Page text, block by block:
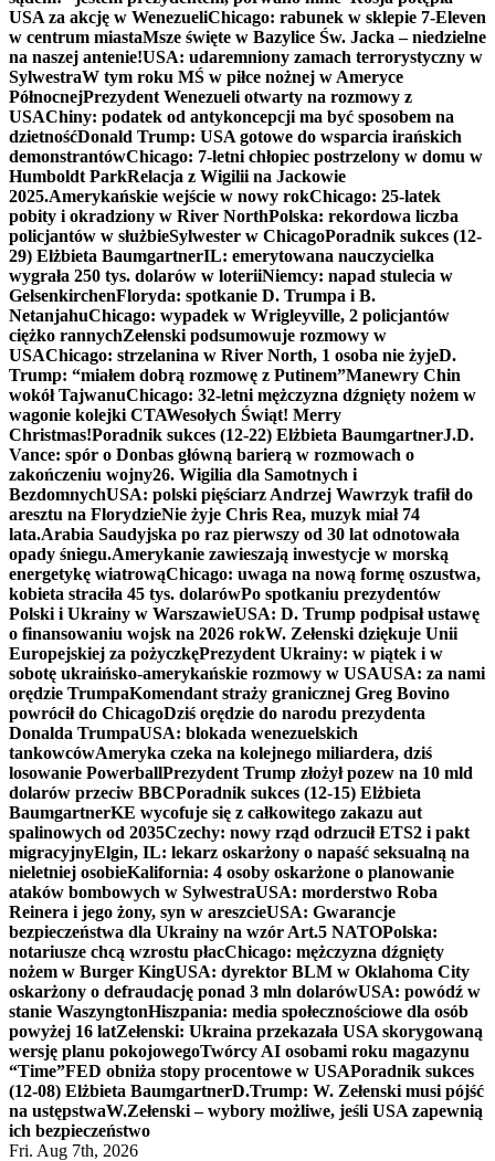
USA za akcję w WenezueliChicago: rabunek w sklepie 7-Eleven
w centrum miastaMsze święte w Bazylice Św. Jacka – niedzielne
na naszej antenie!USA: udaremniony zamach terrorystyczny w
SylwestraW tym roku MŚ w piłce nożnej w Ameryce
PółnocnejPrezydent Wenezueli otwarty na rozmowy z
USAChiny: podatek od antykoncepcji ma być sposobem na
dzietnośćDonald Trump: USA gotowe do wsparcia irańskich
demonstrantówChicago: 7-letni chłopiec postrzelony w domu w
Humboldt ParkRelacja z Wigilii na Jackowie
2025.Amerykańskie wejście w nowy rokChicago: 25-latek
pobity i okradziony w River NorthPolska: rekordowa liczba
policjantów w służbieSylwester w ChicagoPoradnik sukces (12-
29) Elżbieta BaumgartnerIL: emerytowana nauczycielka
wygrała 250 tys. dolarów w loteriiNiemcy: napad stulecia w
GelsenkirchenFloryda: spotkanie D. Trumpa i B.
NetanjahuChicago: wypadek w Wrigleyville, 2 policjantów
ciężko rannychZełenski podsumowuje rozmowy w
USAChicago: strzelanina w River North, 1 osoba nie żyjeD.
Trump: “miałem dobrą rozmowę z Putinem”Manewry Chin
wokół TajwanuChicago: 32-letni mężczyzna dźgnięty nożem w
wagonie kolejki CTAWesołych Świąt! Merry
Christmas!Poradnik sukces (12-22) Elżbieta BaumgartnerJ.D.
Vance: spór o Donbas główną barierą w rozmowach o
zakończeniu wojny26. Wigilia dla Samotnych i
BezdomnychUSA: polski pięściarz Andrzej Wawrzyk trafił do
aresztu na FlorydzieNie żyje Chris Rea, muzyk miał 74
lata.Arabia Saudyjska po raz pierwszy od 30 lat odnotowała
opady śniegu.Amerykanie zawieszają inwestycje w morską
energetykę wiatrowąChicago: uwaga na nową formę oszustwa,
kobieta straciła 45 tys. dolarówPo spotkaniu prezydentów
Polski i Ukrainy w WarszawieUSA: D. Trump podpisał ustawę
o finansowaniu wojsk na 2026 rokW. Zełenski dziękuje Unii
Europejskiej za pożyczkęPrezydent Ukrainy: w piątek i w
sobotę ukraińsko-amerykańskie rozmowy w USAUSA: za nami
orędzie TrumpaKomendant straży granicznej Greg Bovino
powrócił do ChicagoDziś orędzie do narodu prezydenta
Donalda TrumpaUSA: blokada wenezuelskich
tankowcówAmeryka czeka na kolejnego miliardera, dziś
losowanie PowerballPrezydent Trump złożył pozew na 10 mld
dolarów przeciw BBCPoradnik sukces (12-15) Elżbieta
BaumgartnerKE wycofuje się z całkowitego zakazu aut
spalinowych od 2035Czechy: nowy rząd odrzucił ETS2 i pakt
migracyjnyElgin, IL: lekarz oskarżony o napaść seksualną na
nieletniej osobieKalifornia: 4 osoby oskarżone o planowanie
ataków bombowych w SylwestraUSA: morderstwo Roba
Reinera i jego żony, syn w areszcieUSA: Gwarancje
bezpieczeństwa dla Ukrainy na wzór Art.5 NATOPolska:
notariusze chcą wzrostu płacChicago: mężczyzna dźgnięty
nożem w Burger KingUSA: dyrektor BLM w Oklahoma City
oskarżony o defraudację ponad 3 mln dolarówUSA: powódź w
stanie WaszyngtonHiszpania: media społecznościowe dla osób
powyżej 16 latZełenski: Ukraina przekazała USA skorygowaną
wersję planu pokojowegoTwórcy AI osobami roku magazynu
“Time”FED obniża stopy procentowe w USAPoradnik sukces
(12-08) Elżbieta BaumgartnerD.Trump: W. Zełenski musi pójść
na ustępstwaW.Zełenski – wybory możliwe, jeśli USA zapewnią
ich bezpieczeństwo
Fri. Aug 7th, 2026